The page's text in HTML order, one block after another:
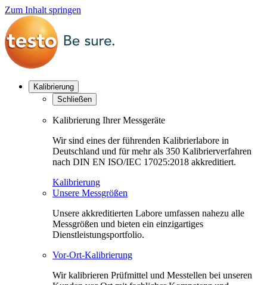
Zum Inhalt springen
Kalibrierung
Schließen
Kalibrierung Ihrer Messgeräte
Wir sind eines der führenden Kalibrierlabore in
Deutschland und für mehr als 350 Kalibrierverfahren
nach DIN EN ISO/IEC 17025:2018 akkreditiert.
Kalibrierung
Unsere Messgrößen
Unsere akkreditierten Labore umfassen nahezu alle
Messgrößen und bieten ein einzigartiges
Dienstleistungsportfolio.
Vor-Ort-Kalibrierung
Wir kalibrieren Prüfmittel und Messtellen bei unseren